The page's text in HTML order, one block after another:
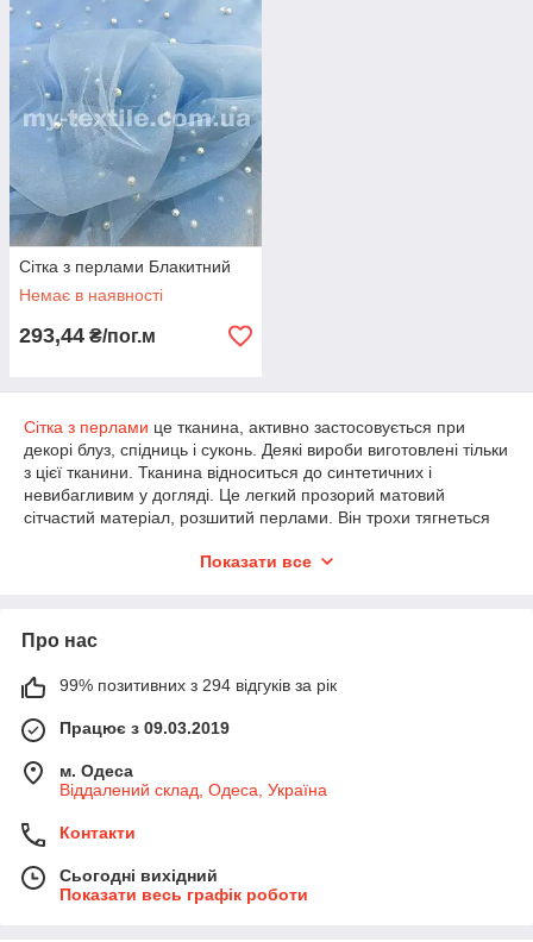
Сітка з перлами Блакитний
Немає в наявності
293,44 ₴/пог.м
Сітка з перлами це тканина, активно застосовується при
декорі блуз, спідниць і суконь. Деякі вироби виготовлені тільки
з цієї тканини. Тканина відноситься до синтетичних і
невибагливим у догляді. Це легкий прозорий матовий
сітчастий матеріал, розшитий перлами. Він трохи тягнеться
Особливого догляду за виробами з сітки не потрібно. Їх
Вінтернет-магазині My Textile
представлену палітру кольорів і замовити її без посередніх
націнок! Придбати тканину можна як оптом, так і в роздріб.
Оперативне надсилання можливе за всіма регіонами
України. Якщо у вас виникли питання щодо вибору полотна,
його оплати або доставляння, звертайтеся до менеджерів
магазині!
Показати все
Про нас
99% позитивних з 294 відгуків за рік
Працює з 09.03.2019
м. Одеса
Віддалений склад, Одеса, Україна
Контакти
Сьогодні вихідний
Показати весь графік роботи